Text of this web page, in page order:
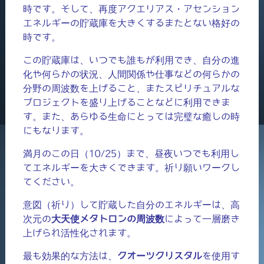
時です。そして、再度アクエリアス・アセンション
エネルギーの貯蔵庫を大きくするまたとない格好の
時です。
この貯蔵庫は、いつでも誰もが利用でき、自分の進
化や何らかの状況、人間関係や仕事などの何らかの
分野の周波数を上げること、またスピリチュアルな
プロジェクトを盛り上げることなどに利用できま
す。また、あらゆる生命にとっては完璧な癒しの時
にもなります。
満月のこの日（10/25）まで、昼夜いつでも利用し
てエネルギーを大きくできます。祈り願いワークし
てください。
意図（祈り）して貯蔵した自分のエネルギーは、高
次元の大天使メタトロンの周波数によって一層磨き
上げられ活性化されます。
最も効果的な方法は、 クオーツクリスタルを使用す